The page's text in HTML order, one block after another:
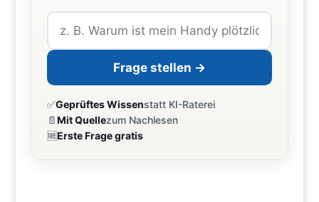
Frage stellen →
✅Geprüftes Wissenstatt KI-Raterei
📄Mit Quellezum Nachlesen
🆓Erste Frage gratis